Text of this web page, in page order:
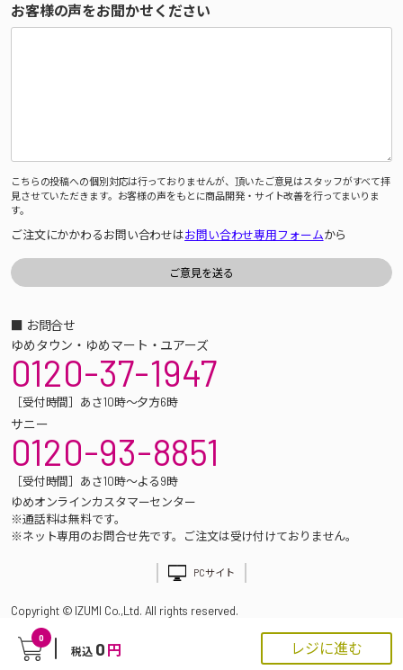
0
税込 0 円 レジに進む
お客様の声をお聞かせください
こちらの投稿への個別対応は行っておりませんが、頂いたご意見はスタッフがすべて拝
見させていただきます。お客様の声をもとに商品開発・サイト改善を行ってまいりま
す。
ご注文にかかわるお問い合わせはお問い合わせ専用フォームから
■ お問合せ
ゆめタウン・ゆめマート・ユアーズ
0120-37-1947
［受付時間］あさ10時～夕方6時
サニー
0120-93-8851
［受付時間］あさ10時～よる9時
ゆめオンラインカスタマーセンター
※通話料は無料です。
※ネット専用のお問合せ先です。ご注文は受け付けておりません。
PCサイト
Copyright © IZUMI Co.,Ltd. All rights reserved.